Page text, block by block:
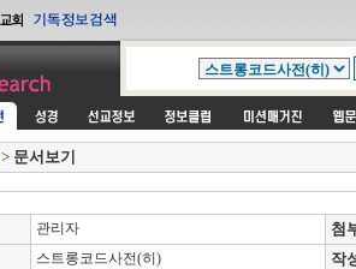
> 문서보기
관리자
첨
스트롱코드사전(히)
작